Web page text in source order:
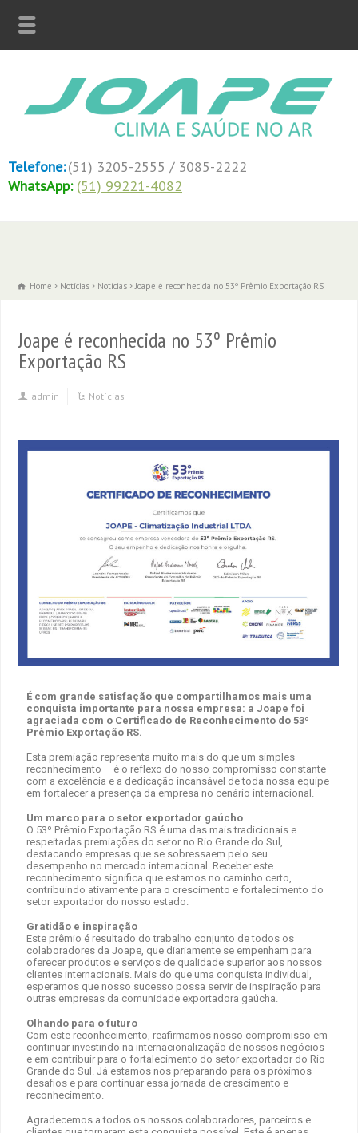
Telefone:(51) 3205-2555 / 3085-2222
WhatsApp: (51) 99221-4082
Home Notícias Notícias Joape é reconhecida no 53º Prêmio Exportação RS
Joape é reconhecida no 53º Prêmio
Exportação RS
admin Notícias
É com grande satisfação que compartilhamos mais uma
conquista importante para nossa empresa: a Joape foi
agraciada com o Certificado de Reconhecimento do 53º
Prêmio Exportação RS.
Esta premiação representa muito mais do que um simples
reconhecimento – é o reflexo do nosso compromisso constante
com a excelência e a dedicação incansável de toda nossa equipe
em fortalecer a presença da empresa no cenário internacional.
Um marco para o setor exportador gaúcho
O 53º Prêmio Exportação RS é uma das mais tradicionais e
respeitadas premiações do setor no Rio Grande do Sul,
destacando empresas que se sobressaem pelo seu
desempenho no mercado internacional. Receber este
reconhecimento significa que estamos no caminho certo,
contribuindo ativamente para o crescimento e fortalecimento do
setor exportador do nosso estado.
Gratidão e inspiração
Este prêmio é resultado do trabalho conjunto de todos os
colaboradores da Joape, que diariamente se empenham para
oferecer produtos e serviços de qualidade superior aos nossos
clientes internacionais. Mais do que uma conquista individual,
esperamos que nosso sucesso possa servir de inspiração para
outras empresas da comunidade exportadora gaúcha.
Olhando para o futuro
Com este reconhecimento, reafirmamos nosso compromisso em
continuar investindo na internacionalização de nossos negócios
e em contribuir para o fortalecimento do setor exportador do Rio
Grande do Sul. Já estamos nos preparando para os próximos
desafios e para continuar essa jornada de crescimento e
reconhecimento.
Agradecemos a todos os nossos colaboradores, parceiros e